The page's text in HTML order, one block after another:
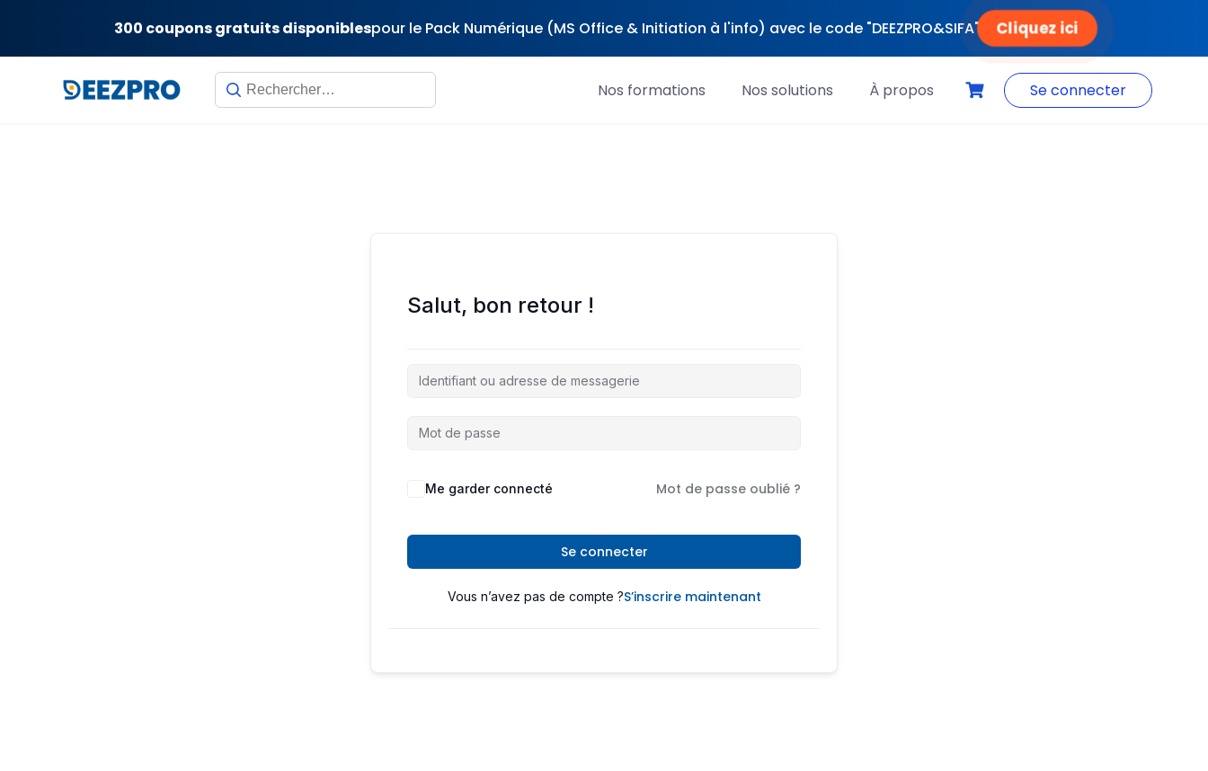
300 coupons gratuits disponiblespour le Pack Numérique (MS Office & Initiation à l'info) avec le code "DEEZPRO&SIFA" Cliquez ici
Nos formations Nos solutions À propos Se connecter
Salut, bon retour !
Me garder connecté Mot de passe oublié ?
Se connecter
Vous n’avez pas de compte ?S’inscrire maintenant